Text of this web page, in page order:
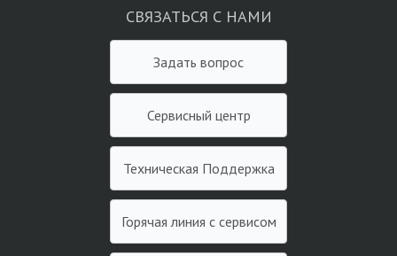
СВЯЗАТЬСЯ С НАМИ
Задать вопрос
Сервисный центр
Техническая Поддержка
Горячая линия с сервисом